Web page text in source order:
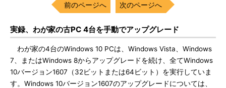
前のページへ 次のページへ
実録、わが家の古PC 4台を手動でアップグレード
わが家の4台のWindows 10 PCは、Windows Vista、Windows
7、またはWindows 8からアップグレードを続け、全てWindows
10バージョン1607（32ビットまたは64ビット）を実行していま
す。Windows 10バージョン1607のアップグレードについては、